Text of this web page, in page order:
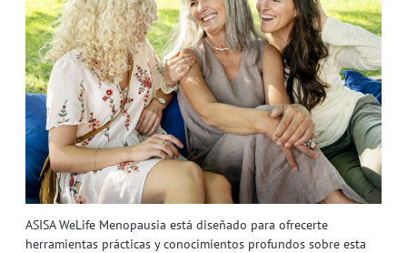
ASISA WeLife Menopausia está diseñado para ofrecerte
herramientas prácticas y conocimientos profundos sobre esta